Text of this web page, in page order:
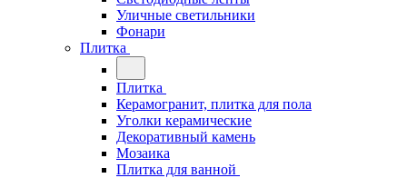
Уличные светильники
Фонари
Плитка
Плитка
Керамогранит, плитка для пола
Уголки керамические
Декоративный камень
Мозаика
Плитка для ванной